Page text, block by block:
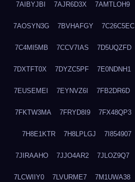
7AIBYJBI 7AJR6D3X 7AMTLOH9
7AOSYN3G 7BVHAFGY 7C26C5EC
7C4MI5MB 7CCV7IAS 7D5UQZFD
7DXTFT0X 7DYZC5PF 7E0NDNH1
7EUSEMEI 7EYNVZ6I 7FB2DR6D
7FKTW3MA 7FRYD8I9 7FX48QP3
7H8E1KTR 7H8LPLGJ 7I854907
7JIRAAHO 7JJO4AR2 7JLOZ9Q7
7LCWIIY0 7LVURME7 7M1UWA38